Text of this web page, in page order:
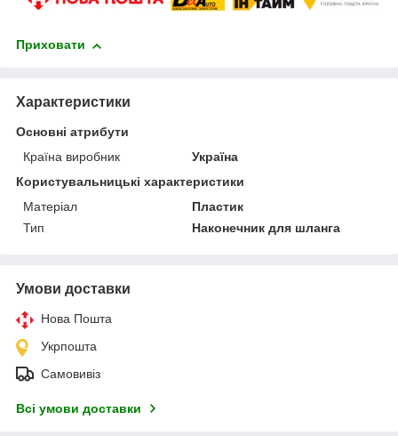
Приховати
Характеристики
Основні атрибути
Країна виробник
Україна
Користувальницькі характеристики
Матеріал
Пластик
Тип
Наконечник для шланга
Умови доставки
Нова Пошта
Укрпошта
Самовивіз
Всі умови доставки